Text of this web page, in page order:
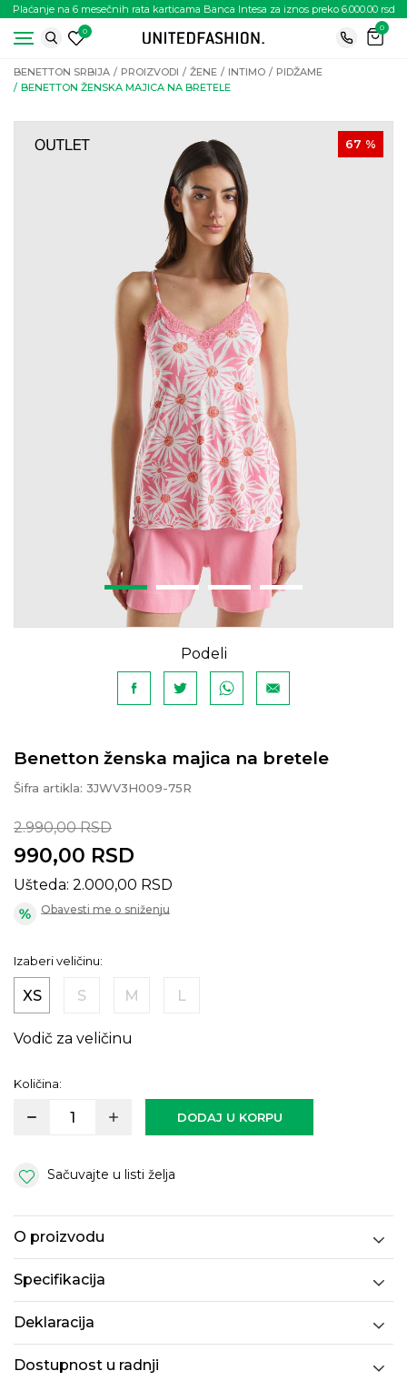
Plaćanje na 6 mesečnih rata karticama Banca Intesa za iznos preko 6.000.00 rsd
0
0
BENETTON SRBIJA PROIZVODI ŽENE INTIMO
PIDŽAME
BENETTON ŽENSKA MAJICA NA BRETELE
67 %
Podeli
Benetton ženska majica na bretele
Šifra artikla: 3JWV3H009-75R
2.990,00 RSD
990,00 RSD
Ušteda: 2.000,00 RSD
Obavesti me o sniženju
Izaberi veličinu:
XS S M L
Vodič za veličinu
Količina:
DODAJ U KORPU
Sačuvajte u listi želja
O proizvodu
Specifikacija
Deklaracija
Dostupnost u radnji